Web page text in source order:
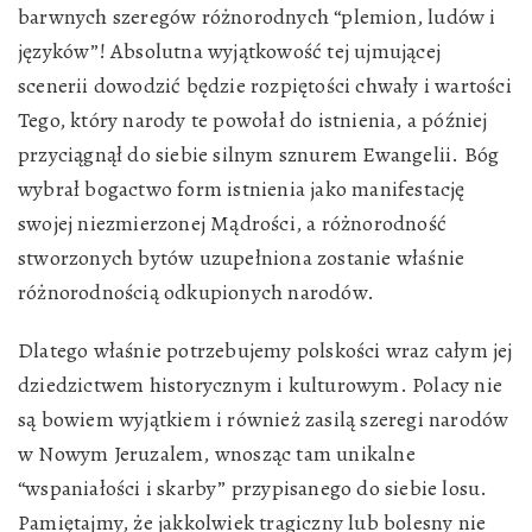
barwnych szeregów różnorodnych “plemion, ludów i
języków”! Absolutna wyjątkowość tej ujmującej
scenerii dowodzić będzie rozpiętości chwały i wartości
Tego, który narody te powołał do istnienia, a później
przyciągnął do siebie silnym sznurem Ewangelii. Bóg
wybrał bogactwo form istnienia jako manifestację
swojej niezmierzonej Mądrości, a różnorodność
stworzonych bytów uzupełniona zostanie właśnie
różnorodnością odkupionych narodów.
Dlatego właśnie potrzebujemy polskości wraz całym jej
dziedzictwem historycznym i kulturowym. Polacy nie
są bowiem wyjątkiem i również zasilą szeregi narodów
w Nowym Jeruzalem, wnosząc tam unikalne
“wspaniałości i skarby” przypisanego do siebie losu.
Pamiętajmy, że jakkolwiek tragiczny lub bolesny nie